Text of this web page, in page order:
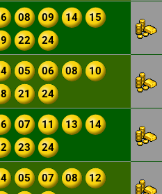
08 09 14
15
22 24
05 06 08
10
21 24
07 11 13
14
23 24
05 07 08
12